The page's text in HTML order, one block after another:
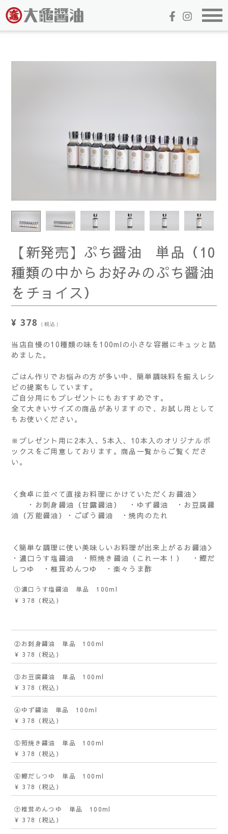
【新発売】ぷち醤油 単品（10
種類の中からお好みのぷち醤油
をチョイス）
¥ 378 （税込）
当店自慢の10種類の味を100mlの小さな容器にキュッと詰
めました。
ごはん作りでお悩みの方が多い中、簡単調味料を揃えレシ
ピの提案もしています。
ご自分用にもプレゼントにもおすすめです。
全て大きいサイズの商品がありますので、お試し用として
もお使いください。
※プレゼント用に2本入、5本入、10本入のオリジナルボ
ックスをご用意しております。商品一覧からご覧くださ
い。
＜食卓に並べて直接お料理にかけていただくお醤油＞
・お刺身醤油（甘露醤油） ・ゆず醤油 ・お豆腐醤
油（万能醤油）・ごぼう醤油 ・焼肉のたれ
＜簡単な調理に使い美味しいお料理が出来上がるお醤油＞
・濃口うす塩醤油 ・照焼き醤油（これ一本！） ・鰹だ
しつゆ ・椎茸めんつゆ ・楽々うま酢
①濃口うす塩醤油 単品 100ml
¥ 378
（税込）
②お刺身醤油 単品 100ml
¥ 378
（税込）
③お豆腐醤油 単品 100ml
¥ 378
（税込）
④ゆず醤油 単品 100ml
¥ 378
（税込）
⑤照焼き醤油 単品 100ml
¥ 378
（税込）
⑥鰹だしつゆ 単品 100ml
¥ 378
（税込）
⑦椎茸めんつゆ 単品 100ml
¥ 378
（税込）